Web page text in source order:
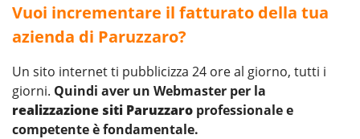
Vuoi incrementare il fatturato della tua
azienda di Paruzzaro?
Un sito internet ti pubblicizza 24 ore al giorno, tutti i
giorni. Quindi aver un Webmaster per la
realizzazione siti Paruzzaro professionale e
competente è fondamentale.